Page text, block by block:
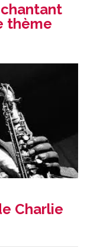
thème
Charlie